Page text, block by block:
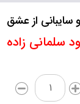
از عشق
سلمانی زاده
من
و